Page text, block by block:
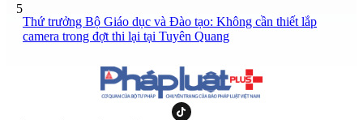
5
Thứ trưởng Bộ Giáo dục và Đào tạo: Không cần thiết lắp
camera trong đợt thi lại tại Tuyên Quang